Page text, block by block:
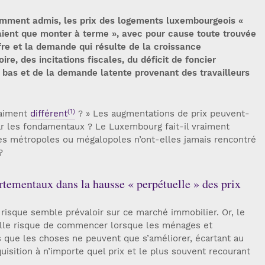
admis, les prix des logements luxembourgeois «
que monter à terme », avec pour cause toute trouvée
et la demande qui résulte de la croissance
des incitations fiscales, du déficit de foncier
et de la demande latente provenant des travailleurs
différent(1) ? » Les augmentations de prix peuvent-
fondamentaux ? Le Luxembourg fait-il vraiment
métropoles ou mégalopoles n’ont-elles jamais rencontré
dans la hausse « perpétuelle » des prix
semble prévaloir sur ce marché immobilier. Or, le
risque de commencer lorsque les ménages et
les choses ne peuvent que s’améliorer, écartant au
à n’importe quel prix et le plus souvent recourant